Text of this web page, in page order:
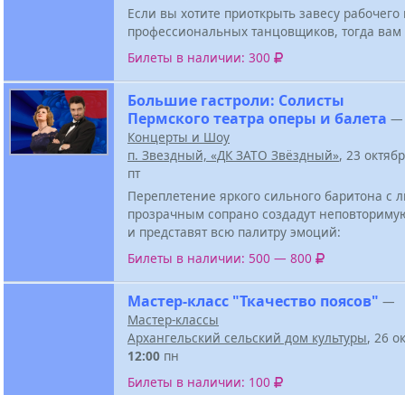
Если вы хотите приоткрыть завесу рабочего
профессиональных танцовщиков, тогда
Билеты в наличии: 300
Большие гастроли: Солисты
Пермского театра оперы и балета —
Концерты и Шоу
п. Звездный, «ДК ЗАТО Звёздный», 23
пт
Переплетение яркого сильного баритона с
прозрачным сопрано создадут
и представят всю палитру эмоций:
Билеты в наличии: 500 — 800
Мастер-класс "Ткачество поясов" —
Мастер-классы
Архангельский сельский дом культуры, 26
12:00 пн
Билеты в наличии: 100